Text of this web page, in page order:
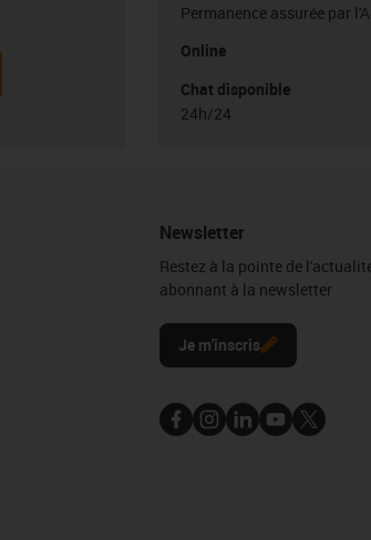
Permanence assurée par
Online
Chat disponible
24h/24
Newsletter
Restez à la pointe de
abonnant à la newsletter
Je m'inscris